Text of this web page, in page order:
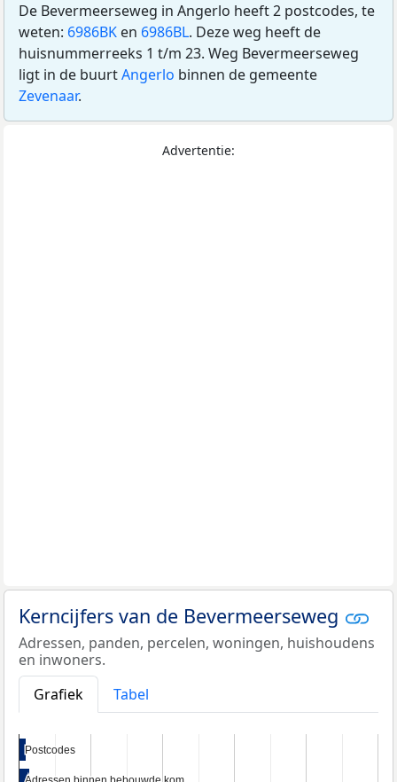
De Bevermeerseweg in Angerlo heeft 2 postcodes, te
weten: 6986BK en 6986BL. Deze weg heeft de
huisnummerreeks 1 t/m 23. Weg Bevermeerseweg
ligt in de buurtAngerlo binnen de gemeente
Zevenaar.
Advertentie:
Kerncijfers van de Bevermeerseweg
Adressen, panden, percelen, woningen, huishoudens
en inwoners.
Grafiek
Tabel
Postcodes
Postcodes